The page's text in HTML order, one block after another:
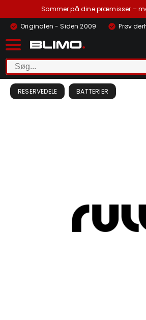
Sommer på dine præmisser –
Originalen - Siden 2009
Prøv
RESERVEDELE BATTERIER